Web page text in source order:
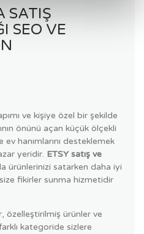
SATIŞ
SEO VE
ve kişiye özel bir şekilde
önünü açan küçük ölçekli
ev hanımlarını desteklemek
yeridir. ETSY satış ve
ürünlerinizi satarken daha iyi
fikirler sunma hizmetidir
özelleştirilmiş ürünler ve
kategoride sizlere